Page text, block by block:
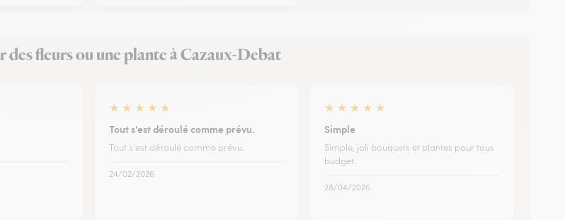
fleurs ou une plante à Cazaux-Debat
★ ★ ★ ★ ★
Tout s'est déroulé comme prévu.
Tout s'est déroulé comme prévu.
24/02/2026
★ ★ ★ ★ ★
Simple
Simple, joli bouquets et plantes pour tous
budget.
28/04/2026